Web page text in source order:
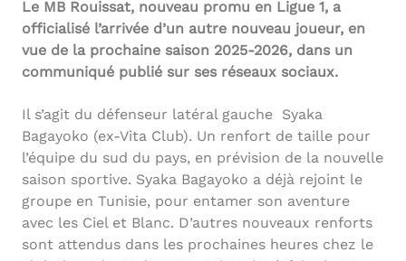
Le MB Rouissat, nouveau promu en Ligue 1, a
officialisé l’arrivée d’un autre nouveau joueur, en
vue de la prochaine saison 2025-2026, dans un
communiqué publié sur ses réseaux sociaux.
Il s’agit du défenseur latéral gauche Syaka
Bagayoko (ex-Vita Club). Un renfort de taille pour
l’équipe du sud du pays, en prévision de la nouvelle
saison sportive. Syaka Bagayoko a déjà rejoint le
groupe en Tunisie, pour entamer son aventure
avec les Ciel et Blanc. D’autres nouveaux renforts
sont attendus dans les prochaines heures chez le